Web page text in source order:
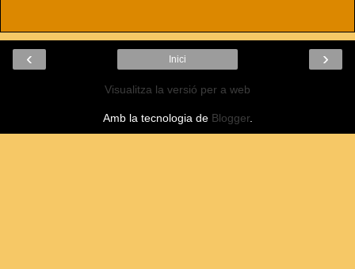
‹ ›
Inici
Visualitza la versió per a web
Amb la tecnologia de Blogger.